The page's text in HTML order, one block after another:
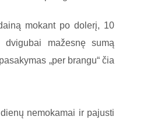
mokant po dolerį, 10
mažesnę sumą
„per brangu“ čia
nemokamai ir pajusti